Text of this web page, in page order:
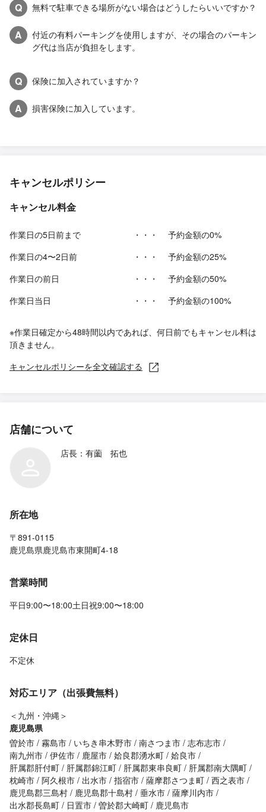
Q 無料で駐車できる場所がない場合はどうしたらいいですか？
A
付近の有料パーキングを使用しますが、その場合のパーキン
グ代は当店が負担をします。
Q 保険に加入されていますか？
A 損害保険に加入しています。
キャンセルポリシー
キャンセル料金
作業日の5日前まで ・・・
予約金額の0%
作業日の4〜2日前
・・・
予約金額の25%
作業日の前日
・・・
予約金額の50%
作業日当日
・・・ 予約金額の100%
※作業日確定から48時間以内であれば、何日前でもキャンセル料は
頂きません。
キャンセルポリシーを全文確認する
店舗について
店長：有薗 拓也
所在地
〒891-0115
鹿児島県鹿児島市東開町4-18
営業時間
平日9:00〜18:00土日祝9:00〜18:00
定休日
不定休
対応エリア（出張費無料）
＜九州・沖縄＞
鹿児島県
曽於市 霧島市 いちき串木野市 南さつま市 志布志市
南九州市 伊佐市 鹿屋市 姶良郡湧水町 姶良市
肝属郡肝付町
肝属郡錦江町 肝属郡東串良町
肝属郡南大隅町
枕崎市 阿久根市 出水市 指宿市 薩摩郡さつま町 西之表市
鹿児島郡三島村
鹿児島郡十島村 垂水市 薩摩川内市
出水郡長島町
日置市 曽於郡大崎町 鹿児島市